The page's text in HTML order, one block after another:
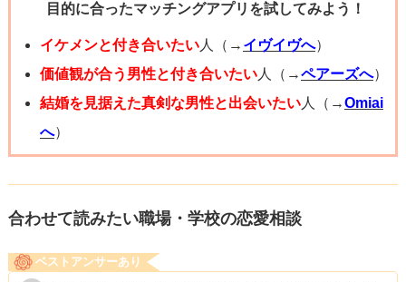
焦らずいきましょう。応援しています。
目的に合ったマッチングアプリを試してみよう！
イケメンと付き合いたい人（→ イヴイヴへ）
価値観が合う男性と付き合いたい人（→ペアーズへ）
結婚を見据えた真剣な男性と出会いたい人（→Omiai
へ）
合わせて読みたい職場・学校の恋愛相談
ベストアンサーあり